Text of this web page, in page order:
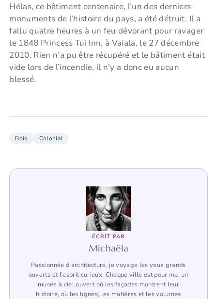
Hélas, ce bâtiment centenaire, l’un des derniers
monuments de l’histoire du pays, a été détruit. Il a
fallu quatre heures à un feu dévorant pour ravager
le 1848 Princess Tui Inn, à Vaiala, le 27 décembre
2010. Rien n’a pu être récupéré et le bâtiment était
vide lors de l’incendie, il n’y a donc eu aucun
blessé.
Bois Colonial
ÉCRIT PAR
Michaëla
Passionnée d’architecture, je voyage les yeux grands
ouverts et l’esprit curieux. Chaque ville est pour moi un
musée à ciel ouvert où les façades montrent leur
histoire, où les lignes, les matières et les volumes